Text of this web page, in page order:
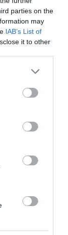
parties on the
may
IAB’s List of
it to other
νέα για